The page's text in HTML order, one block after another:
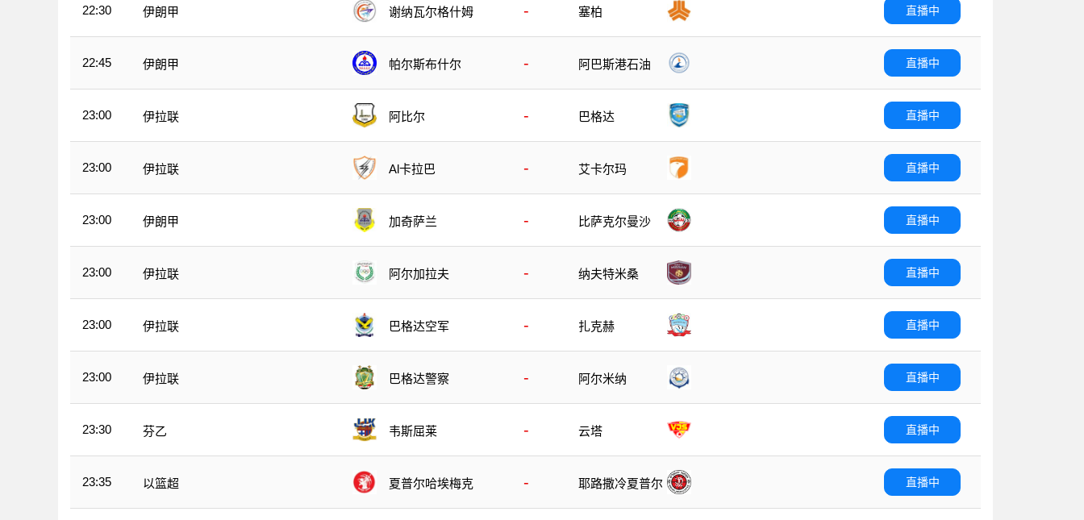
22:30 伊朗甲 谢纳瓦尔格什姆 - 塞柏 直播中
22:45 伊朗甲 帕尔斯布什尔 - 阿巴斯港石油 直播中
23:00 伊拉联 阿比尔 - 巴格达 直播中
23:00 伊拉联 Al卡拉巴 - 艾卡尔玛 直播中
23:00 伊朗甲 加奇萨兰 - 比萨克尔曼沙 直播中
23:00 伊拉联 阿尔加拉夫 - 纳夫特米桑 直播中
23:00 伊拉联 巴格达空军 - 扎克赫 直播中
23:00 伊拉联 巴格达警察 - 阿尔米纳 直播中
23:30 芬乙 韦斯屈莱 - 云塔 直播中
23:35 以篮超 夏普尔哈埃梅克 - 耶路撒冷夏普尔 直播中